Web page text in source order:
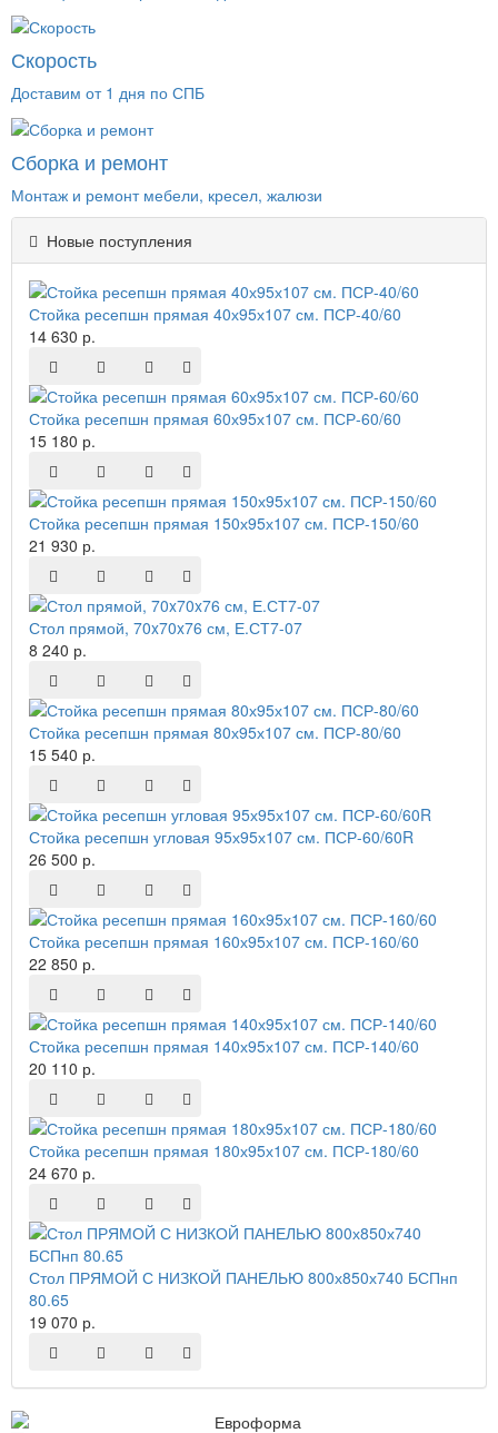
Скорость
Доставим от 1 дня по СПБ
Сборка и ремонт
Монтаж и ремонт мебели, кресел, жалюзи
Новые поступления
Стойка ресепшн прямая 40х95х107 см. ПСР-40/60
14 630 р.
Стойка ресепшн прямая 60х95х107 см. ПСР-60/60
15 180 р.
Стойка ресепшн прямая 150х95х107 см. ПСР-150/60
21 930 р.
Стол прямой, 70x70x76 см, Е.СТ7-07
8 240 р.
Стойка ресепшн прямая 80х95х107 см. ПСР-80/60
15 540 р.
Стойка ресепшн угловая 95х95х107 см. ПСР-60/60R
26 500 р.
Стойка ресепшн прямая 160х95х107 см. ПСР-160/60
22 850 р.
Стойка ресепшн прямая 140х95х107 см. ПСР-140/60
20 110 р.
Стойка ресепшн прямая 180х95х107 см. ПСР-180/60
24 670 р.
Стол ПРЯМОЙ С НИЗКОЙ ПАНЕЛЬЮ 800х850х740 БСПнп
80.65
19 070 р.